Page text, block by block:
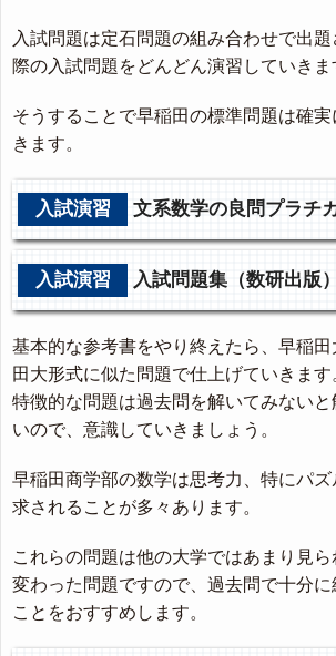
入試問題は定石問題の組み合わせで出
際の入試問題をどんどん演習していきま
そうすることで早稲田の標準問題は確
きます。
入試演習 文系数学の良問プラチ
入試演習 入試問題集（数研出版）
基本的な参考書をやり終えたら、早稲
田大形式に似た問題で仕上げていきます
特徴的な問題は過去問を解いてみない
いので、意識していきましょう。
早稲田商学部の数学は思考力、特にパ
求されることが多々あります。
これらの問題は他の大学ではあまり見
変わった問題ですので、過去問で十分に
ことをおすすめします。